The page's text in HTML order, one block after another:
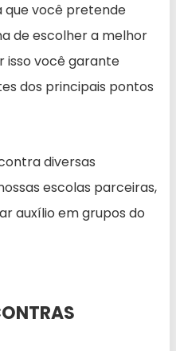
que você pretende
de escolher a melhor
isso você garante
dos principais pontos
diversas
escolas parceiras,
auxílio em grupos do